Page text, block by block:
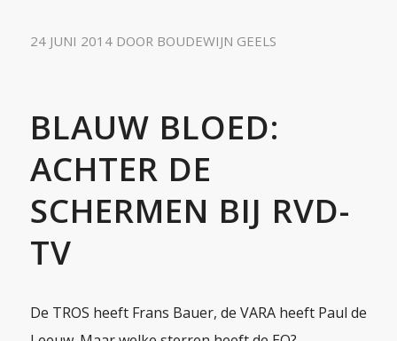
24 JUNI 2014 DOOR BOUDEWIJN GEELS
BLAUW BLOED:
ACHTER DE
SCHERMEN BIJ RVD-
TV
De TROS heeft Frans Bauer, de VARA heeft Paul de